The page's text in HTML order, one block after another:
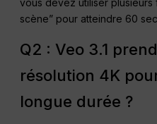
scène” pour atteindre 60
Q2 : Veo 3.1
résolution 4K
longue durée ?